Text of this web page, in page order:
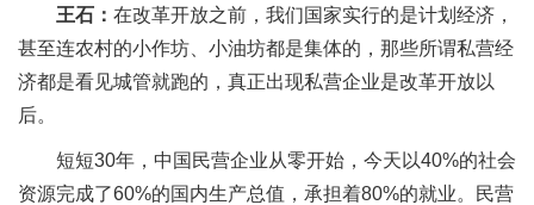
王石： 在改革开放之前，我们国家实行的是计划经济，
甚至连农村的小作坊、小油坊都是集体的，那些所谓私营经
济都是看见城管就跑的，真正出现私营企业是改革开放以
后。
短短30年，中国民营企业从零开始，今天以40%的社会
资源完成了60%的国内生产总值，承担着80%的就业。民营